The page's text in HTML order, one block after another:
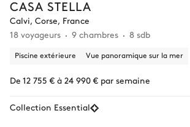
CASA STELLA
Calvi, Corse, France
18 voyageurs
9 chambres 8 sdb
Piscine extérieure Vue panoramique sur la mer
De 12 755 € à 24 990 € par semaine
Collection Essential